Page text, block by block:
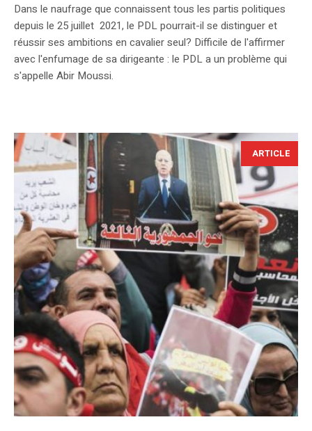
Dans le naufrage que connaissent tous les partis politiques
depuis le 25 juillet 2021, le PDL pourrait-il se distinguer et
réussir ses ambitions en cavalier seul? Difficile de l'affirmer
avec l'enfumage de sa dirigeante : le PDL a un problème qui
s'appelle Abir Moussi.
ARTICLE